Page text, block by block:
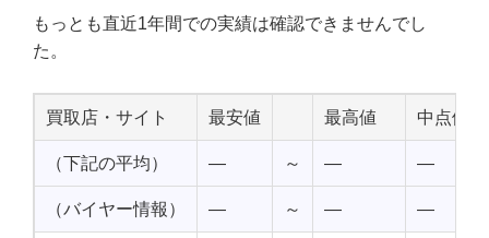
もっとも直近1年間での実績は確認できませんでし
た。
買取店・サイト 最安値 最高値 中点値
（下記の平均） — ～ — —
（バイヤー情報） — ～ — —